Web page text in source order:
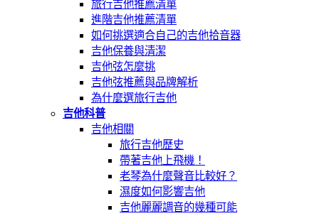
旅行吉他推薦清單
進階吉他推薦清單
如何挑選適合自己的吉他拾音器
吉他保養與清潔
吉他弦怎麼挑
吉他弦推薦與品牌解析
為什麼選旅行吉他
吉他科普
吉他相關
旅行吉他歷史
帶著吉他上飛機！
老琴為什麼聲音比較好？
濕度如何影響吉他
吉他麗麗調音的幾種可能